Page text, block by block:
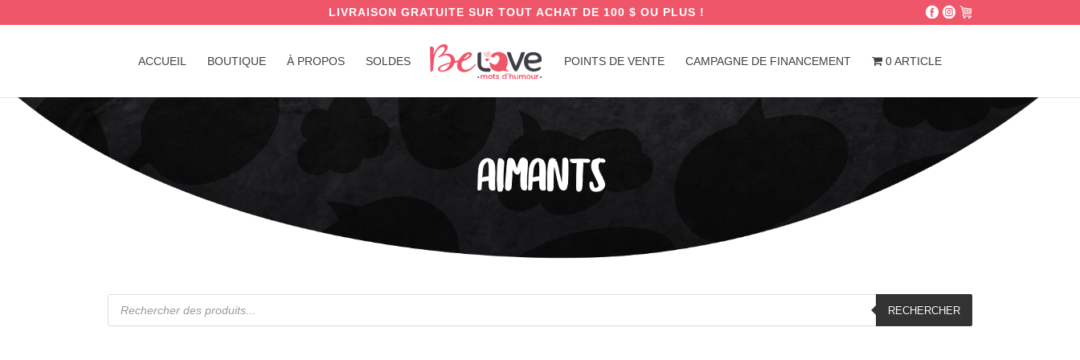
LIVRAISON GRATUITE SUR TOUT ACHAT DE 100 $ OU PLUS !
ACCUEIL BOUTIQUE À PROPOS SOLDES POINTS DE VENTE CAMPAGNE DE FINANCEMENT 0 ARTICLE
AIMANTS
Recherche
RECHERCHER